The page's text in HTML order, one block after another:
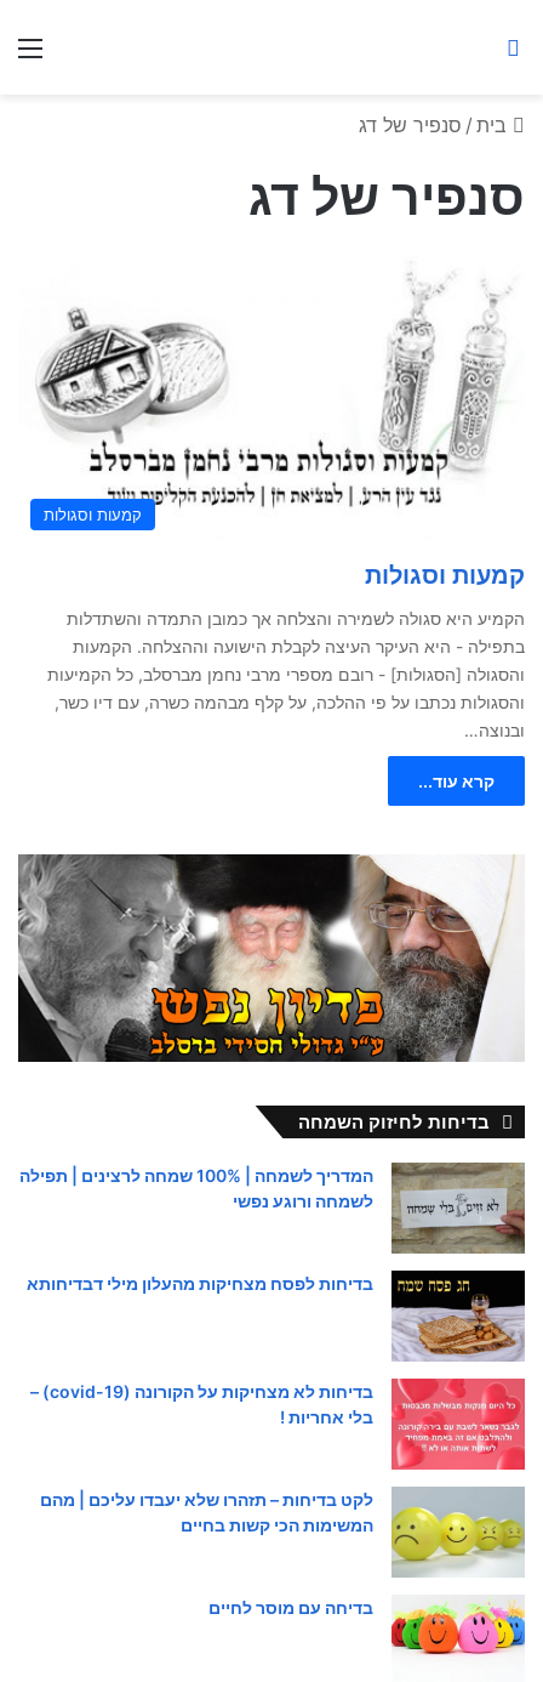
בית / סנפיר של דג
סנפיר של דג
קמעות וסגולות
קמעות וסגולות
הקמיע היא סגולה לשמירה והצלחה אך כמובן התמדה והשתדלות
בתפילה - היא העיקר העיצה לקבלת הישועה וההצלחה. הקמעות
והסגולה [הסגולות] - רובם מספרי מרבי נחמן מברסלב, כל הקמיעות
והסגולות נכתבו על פי ההלכה, על קלף מבהמה כשרה, עם דיו כשר,
ובנוצה…
קרא עוד...
בדיחות לחיזוק השמחה
המדריך לשמחה | 100% שמחה לרצינים | תפילה
לשמחה ורוגע נפשי
בדיחות לפסח מצחיקות מהעלון מילי דבדיחותא
בדיחות לא מצחיקות על הקורונה (covid-19) –
בלי אחריות !
לקט בדיחות – תזהרו שלא יעבדו עליכם | מהם
המשימות הכי קשות בחיים
בדיחה עם מוסר לחיים